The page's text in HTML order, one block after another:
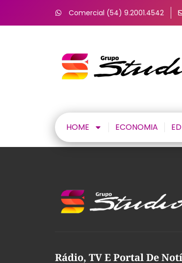
Comercial (54) 9.2001.4542
HOME ECONOMIA
Rádio, TV E Portal De